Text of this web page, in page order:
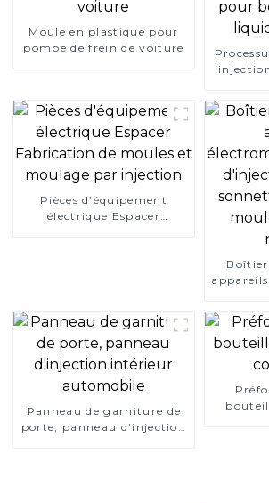
Moule en plastique pour
pompe de frein de voiture
Pièces d'équipement
électrique Espacer
Panneau de garniture de
porte, panneau d'injection